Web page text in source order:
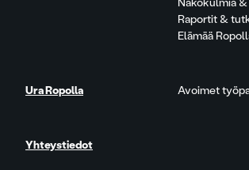
Näkökulmia
Raportit &
Elämää
Ura Ropolla Avoimet
Yhteystiedot